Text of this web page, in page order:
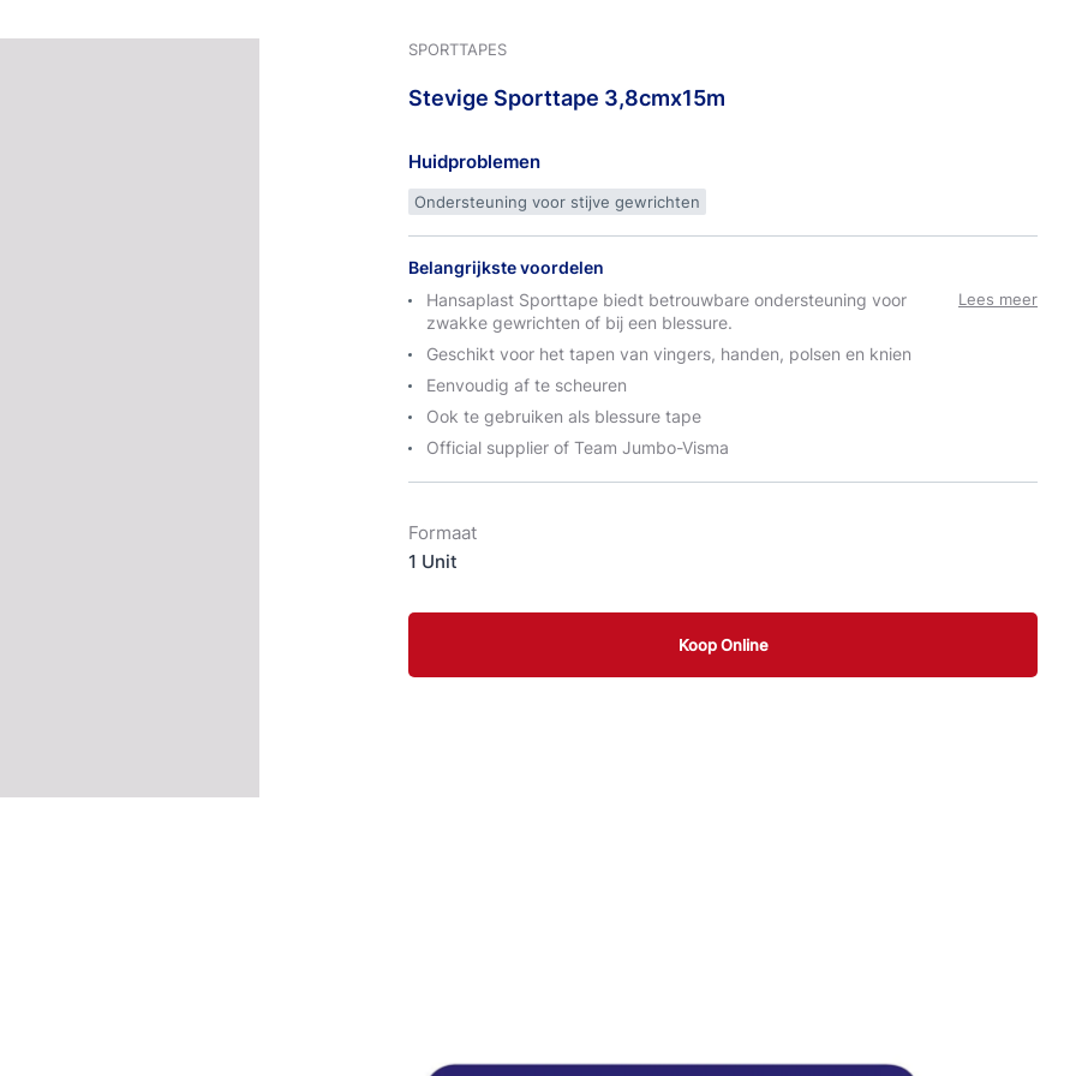
SPORTTAPES
Stevige Sporttape 3,8cmx15m
Huidproblemen
Ondersteuning voor stijve gewrichten
Belangrijkste voordelen
Hansaplast Sporttape biedt betrouwbare ondersteuning voor
zwakke gewrichten of bij een blessure.
Geschikt voor het tapen van vingers, handen, polsen en knien
Eenvoudig af te scheuren
Ook te gebruiken als blessure tape
Official supplier of Team Jumbo-Visma
Lees meer
Formaat
1 Unit
Koop Online